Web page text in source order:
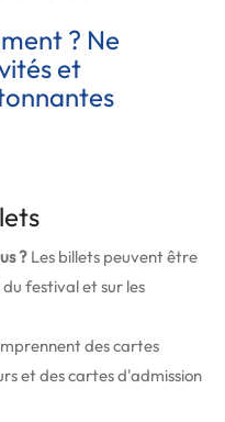
? Ne
et
? Les billets peuvent être
festival et sur les
des cartes
et des cartes d'admission